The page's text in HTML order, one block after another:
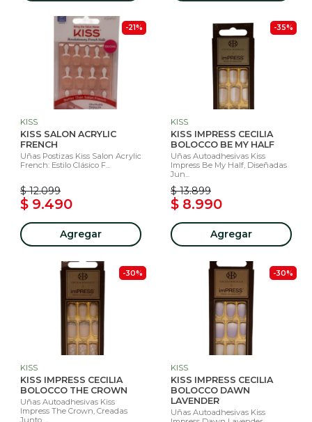
-21%
KISS
KISS SALON ACRYLIC
FRENCH
Uñas Postizas Kiss Salon Acrylic
French: Estilo Clásico F...
$ 12.099
$ 9.490
Agregar
-35%
KISS
KISS IMPRESS CECILIA
BOLOCCO BE MY HALF
Uñas Autoadhesivas Kiss
Impress Be My Half, Diseñadas
Jun...
$ 13.899
$ 8.990
Agregar
-30%
KISS
KISS IMPRESS CECILIA
BOLOCCO THE CROWN
Uñas Autoadhesivas Kiss
Impress The Crown, Creadas
Junto ...
-30%
KISS
KISS IMPRESS CECILIA
BOLOCCO DAWN
LAVENDER
Uñas Autoadhesivas Kiss